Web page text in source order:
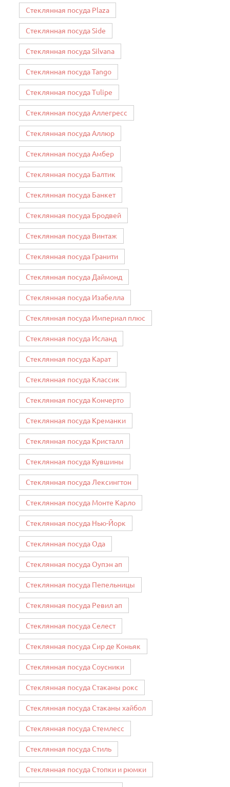
Стеклянная посуда Plaza
Стеклянная посуда Side
Стеклянная посуда Silvana
Стеклянная посуда Tango
Стеклянная посуда Tulipe
Стеклянная посуда Аллегресс
Стеклянная посуда Аллюр
Стеклянная посуда Амбер
Стеклянная посуда Балтик
Стеклянная посуда Банкет
Стеклянная посуда Бродвей
Стеклянная посуда Винтаж
Стеклянная посуда Гранити
Стеклянная посуда Даймонд
Стеклянная посуда Изабелла
Стеклянная посуда Империал плюс
Стеклянная посуда Исланд
Стеклянная посуда Карат
Стеклянная посуда Классик
Стеклянная посуда Кончерто
Стеклянная посуда Креманки
Стеклянная посуда Кристалл
Стеклянная посуда Кувшины
Стеклянная посуда Лексингтон
Стеклянная посуда Монте Карло
Стеклянная посуда Нью-Йорк
Стеклянная посуда Ода
Стеклянная посуда Оупэн ап
Стеклянная посуда Пепельницы
Стеклянная посуда Ревил ап
Стеклянная посуда Селест
Стеклянная посуда Сир де Коньяк
Стеклянная посуда Соусники
Стеклянная посуда Стаканы рокс
Стеклянная посуда Стаканы хайбол
Стеклянная посуда Стемлесс
Стеклянная посуда Стиль
Стеклянная посуда Стопки и рюмки